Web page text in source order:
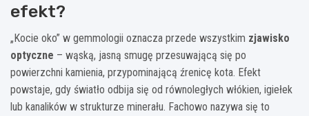
efekt?
„Kocie oko” w gemmologii oznacza przede wszystkim zjawisko
optyczne – wąską, jasną smugę przesuwającą się po
powierzchni kamienia, przypominającą źrenicę kota. Efekt
powstaje, gdy światło odbija się od równoległych włókien, igiełek
lub kanalików w strukturze minerału. Fachowo nazywa się to